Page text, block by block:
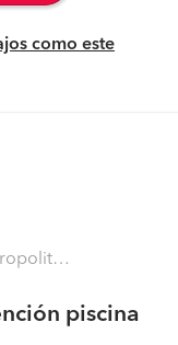
como este
- Maipo)
piscina